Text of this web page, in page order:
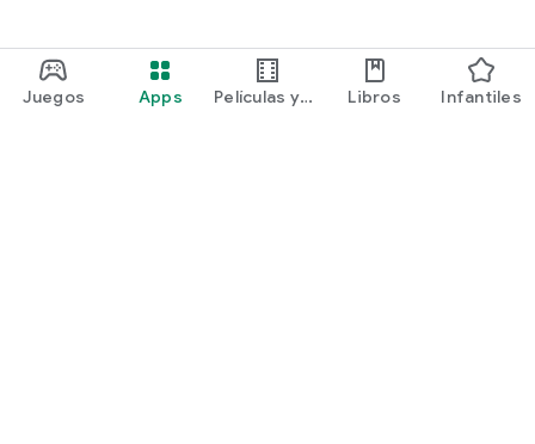
Juegos Apps
Películas y
Libros Infantiles